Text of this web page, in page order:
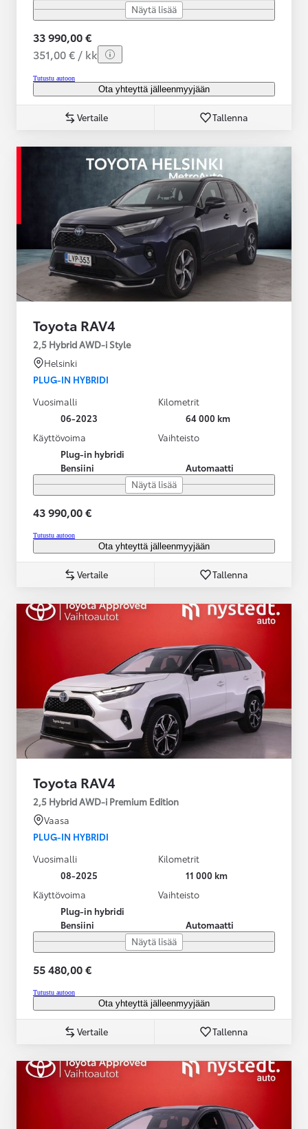
Näytä lisää
33 990,00 €
351,00 € / kk
Tutustu autoon
Ota yhteyttä jälleenmyyjään
Vertaile Tallenna
Toyota RAV4
2,5 Hybrid AWD-i Style
Helsinki
PLUG-IN HYBRIDI
Vuosimalli
06-2023
Kilometrit
64 000 km
Käyttövoima
Plug-in hybridi
Bensiini
Vaihteisto
Automaatti
Näytä lisää
43 990,00 €
Tutustu autoon
Ota yhteyttä jälleenmyyjään
Vertaile Tallenna
Toyota RAV4
2,5 Hybrid AWD-i Premium Edition
Vaasa
PLUG-IN HYBRIDI
Vuosimalli
08-2025
Kilometrit
11 000 km
Käyttövoima
Plug-in hybridi
Bensiini
Vaihteisto
Automaatti
Näytä lisää
55 480,00 €
Tutustu autoon
Ota yhteyttä jälleenmyyjään
Vertaile Tallenna